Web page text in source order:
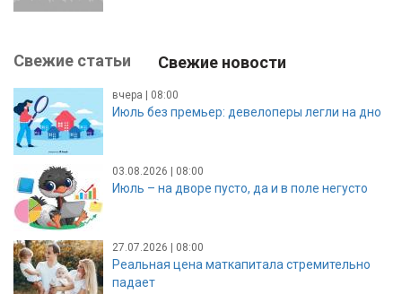
Свежие статьи Свежие новости
вчера | 08:00
Июль без премьер: девелоперы легли на дно
03.08.2026 | 08:00
Июль – на дворе пусто, да и в поле негусто
27.07.2026 | 08:00
Реальная цена маткапитала стремительно
падает